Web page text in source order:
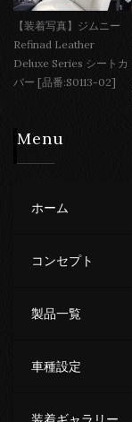
【装着写真】ジムニー
Refinad Leather
Deluxe Series シートカ
バー [品番:S0113-02]
Menu
ホーム
コンセプト
製品一覧
車種設定